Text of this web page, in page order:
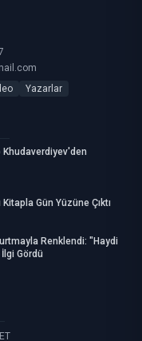
Yazarlar
Khudaverdiyev'den
Kitapla Gün Yüzüne Çıktı
Renklendi: "Haydi
Gördü